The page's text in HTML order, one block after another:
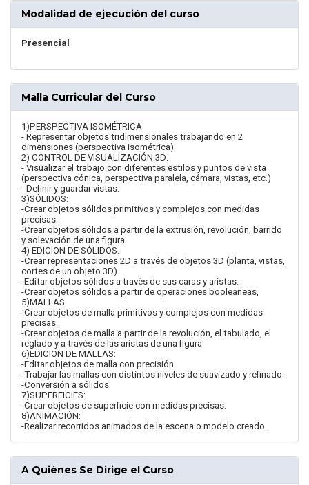
Modalidad de ejecución del curso
Presencial
Malla Curricular del Curso
1)PERSPECTIVA ISOMÉTRICA:
- Representar objetos tridimensionales trabajando en 2
dimensiones (perspectiva isométrica)
2) CONTROL DE VISUALIZACIÓN 3D:
- Visualizar el trabajo con diferentes estilos y puntos de vista
(perspectiva cónica, perspectiva paralela, cámara, vistas, etc.)
- Definir y guardar vistas.
3)SÓLIDOS:
-Crear objetos sólidos primitivos y complejos con medidas
precisas.
-Crear objetos sólidos a partir de la extrusión, revolución, barrido
y solevación de una figura.
4) EDICION DE SÓLIDOS:
-Crear representaciones 2D a través de objetos 3D (planta, vistas,
cortes de un objeto 3D)
-Editar objetos sólidos a través de sus caras y aristas.
-Crear objetos sólidos a partir de operaciones booleaneas,
5)MALLAS:
-Crear objetos de malla primitivos y complejos con medidas
precisas.
-Crear objetos de malla a partir de la revolución, el tabulado, el
reglado y a través de las aristas de una figura.
6)EDICION DE MALLAS:
-Editar objetos de malla con precisión.
-Trabajar las mallas con distintos niveles de suavizado y refinado.
-Conversión a sólidos.
7)SUPERFICIES:
-Crear objetos de superficie con medidas precisas.
8)ANIMACIÓN:
-Realizar recorridos animados de la escena o modelo creado.
A Quiénes Se Dirige el Curso